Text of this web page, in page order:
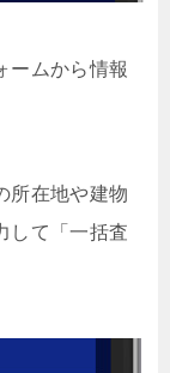
ームから情報
所在地や建物
して「一括査